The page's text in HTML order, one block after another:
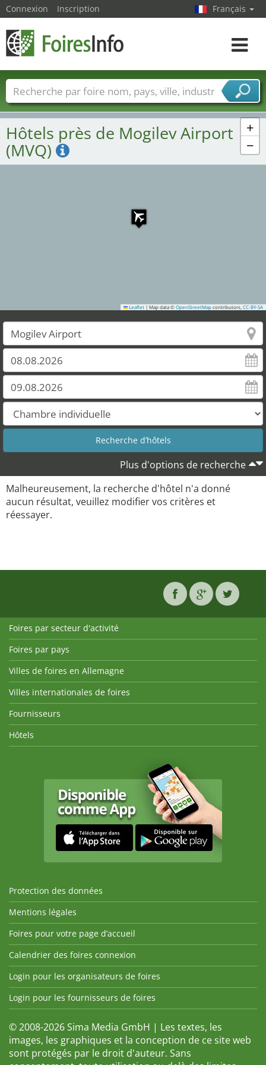
+
−
Leaflet | Map data © OpenStreetMap contributors, CC-BY-SA
Hôtels près de Mogilev Airport
(MVQ)
Plus d'options de recherche
Malheureusement, la recherche d'hôtel n'a donné
aucun résultat, veuillez modifier vos critères et
réessayer.
Connexion Inscription Français
Toggle
Foire noms Pays Villes
Secteurs de foire
Secteurs du fournisseur de services
Foires par secteur d'activité
Foires par pays
Villes de foires en Allemagne
Villes internationales de foires
Fournisseurs
Hôtels
Protection des données
Mentions légales
Foires pour votre page d’accueil
Calendrier des foires connexion
Login pour les organisateurs de foires
Login pour les fournisseurs de foires
© 2008-2026 Sima Media GmbH | Les textes, les
images, les graphiques et la conception de ce site web
sont protégés par le droit d'auteur. Sans